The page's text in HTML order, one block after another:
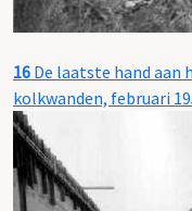
16 De laatste hand aan
kolkwanden, februari